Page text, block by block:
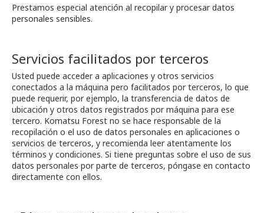
Prestamos especial atención al recopilar y procesar datos
personales sensibles.
Servicios facilitados por terceros
Usted puede acceder a aplicaciones y otros servicios
conectados a la máquina pero facilitados por terceros, lo que
puede requerir, por ejemplo, la transferencia de datos de
ubicación y otros datos registrados por máquina para ese
tercero. Komatsu Forest no se hace responsable de la
recopilación o el uso de datos personales en aplicaciones o
servicios de terceros, y recomienda leer atentamente los
términos y condiciones. Si tiene preguntas sobre el uso de sus
datos personales por parte de terceros, póngase en contacto
directamente con ellos.